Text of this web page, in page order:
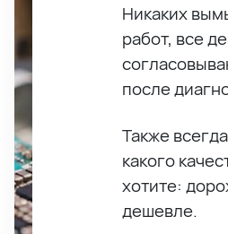
Никаких
работ, все
после
Также
какого
хотите:
дешевле.